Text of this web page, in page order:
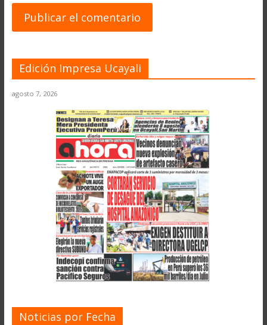
Edición Impresa Ucayali
agosto 7, 2026
Noticias por Fecha